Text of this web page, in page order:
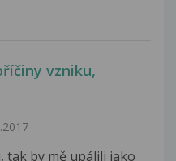
vzniku,
tak by mě upálili jako